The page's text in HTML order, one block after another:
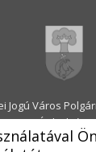
Jogú Város
2030 Érd, Alsó
Levélcím: 2031 Érd,